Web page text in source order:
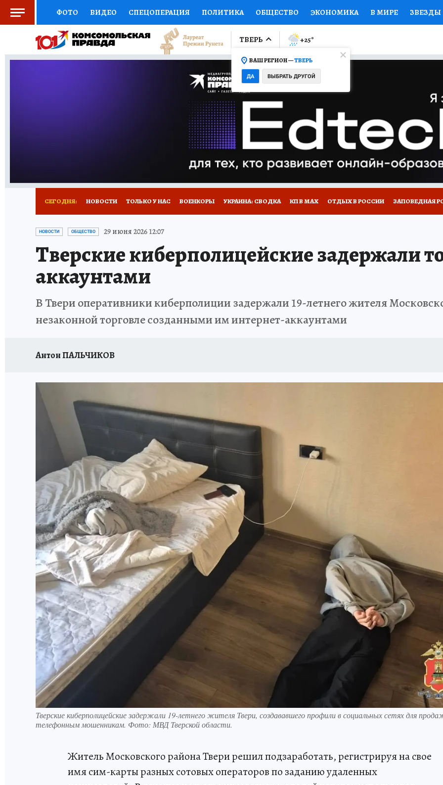
ФОТО ВИДЕО СПЕЦОПЕРАЦИЯ ПОЛИТИКА ОБЩЕСТВО ЭКОНОМИКА В МИРЕ ЗВЕЗДЫ
СОЦПОДДЕРЖКА НАУКА СПОРТ КОЛУМНИСТЫ ПРОИСШЕСТВИЯ
ВЫБОР ЭКСПЕРТОВ ДОКТОР ФИНАНСЫ ОТКРЫВАЕМ МИР Я ЗНАЮ СЕМЬЯ ЖЕНСКИЕ
ПРОГНОЗЫ НА СПОРТ ПРОМОКОДЫ СЕРИАЛЫ
ТЕЛЕВИЗОР КОЛЛЕКЦИИ КОНКУРСЫ
НОВОЕ НА САЙТЕ
ТВЕРЬ
ВАШ РЕГИОН —ТВЕРЬ
ДА ВЫБРАТЬ ДРУГОЙ
+25°
СЕГОДНЯ: НОВОСТИ ТОЛЬКО У НАС ВОЕНКОРЫ УКРАИНА: СВОДКА КП В МАХ ОТДЫХ В РОССИИ ЗАПОВЕДНАЯ
ИСПЫТАНО НА СЕБЕ
НОВОСТИ ОБЩЕСТВО 29 июня 2026 12:07
Тверские киберполицейские задержали
аккаунтами
В Твери оперативники киберполиции задержали 19-летнего жителя
незаконной торговле созданными им интернет-аккаунтами
Антон ПАЛЬЧИКОВ
Тверские киберполицейские задержали 19-летнего жителя Твери, создававшего профили в социальных сетях для
телефонным мошенникам. Фото: МВД Тверской области.
Житель Московского района Твери решил подзаработать, регистрируя на свое
имя сим-карты разных сотовых операторов по заданию удаленных